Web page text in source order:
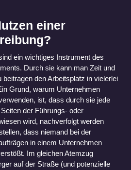
einer
ein wichtiges Instrument des
Durch sie kann man Zeit und
den Arbeitsplatz in vielerlei
Grund, warum Unternehmen
ist, dass durch sie jede
der Führungs- oder
wird, nachverfolgt werden
dass niemand bei der
in einem Unternehmen
Im gleichen Atemzug
auf der Straße (und potenzielle